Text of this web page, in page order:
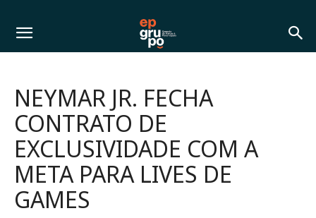
NEYMAR JR. FECHA
CONTRATO DE
EXCLUSIVIDADE COM A
META PARA LIVES DE
GAMES